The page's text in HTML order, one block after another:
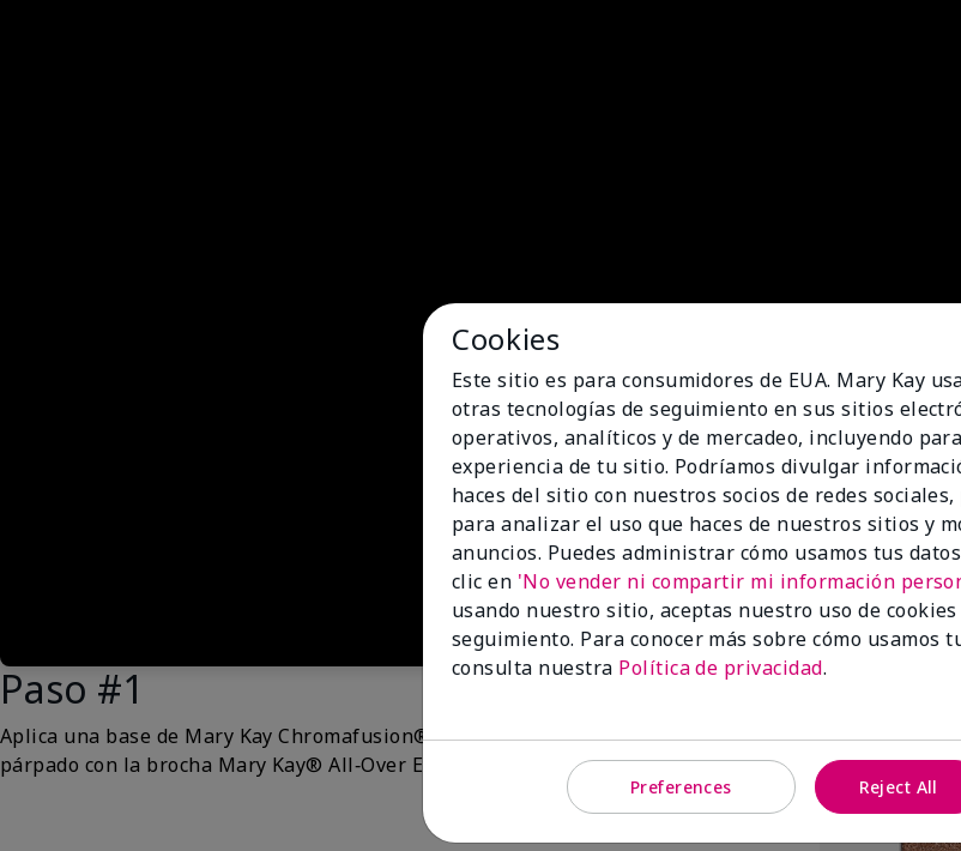
Paso #1
Aplica una base de Mary Kay Chromafusion® Eye Shadow enRose Goldpor todo el
párpado con la brocha Mary Kay® All‑Over Eye Shadow.
Cookies
Este sitio es para consumidores de EUA. Mary Kay
otras tecnologías de seguimiento en sus sitios
operativos, analíticos y de mercadeo, incluyendo
experiencia de tu sitio. Podríamos divulgar
haces del sitio con nuestros socios de redes
para analizar el uso que haces de nuestros sitios y
anuncios. Puedes administrar cómo usamos tus
clic en 'No vender ni compartir mi información
usando nuestro sitio, aceptas nuestro uso de
seguimiento. Para conocer más sobre cómo usamos
consulta nuestra Política de privacidad.
Preferences Reject All